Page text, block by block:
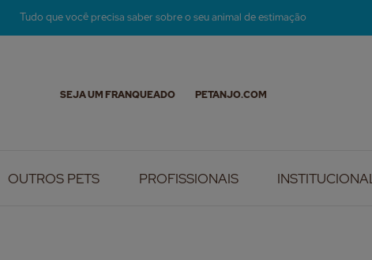
Tudo que você precisa saber sobre o seu animal de estimação
SEJA UM FRANQUEADO PETANJO.COM
OUTROS PETS PROFISSIONAIS INSTITUCIONAL